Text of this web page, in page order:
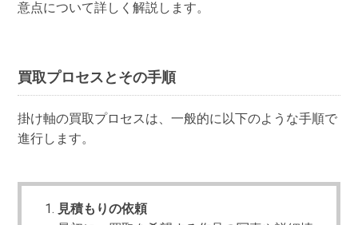
意点について詳しく解説します。
買取プロセスとその手順
掛け軸の買取プロセスは、一般的に以下のような手順で
進行します。
見積もりの依頼